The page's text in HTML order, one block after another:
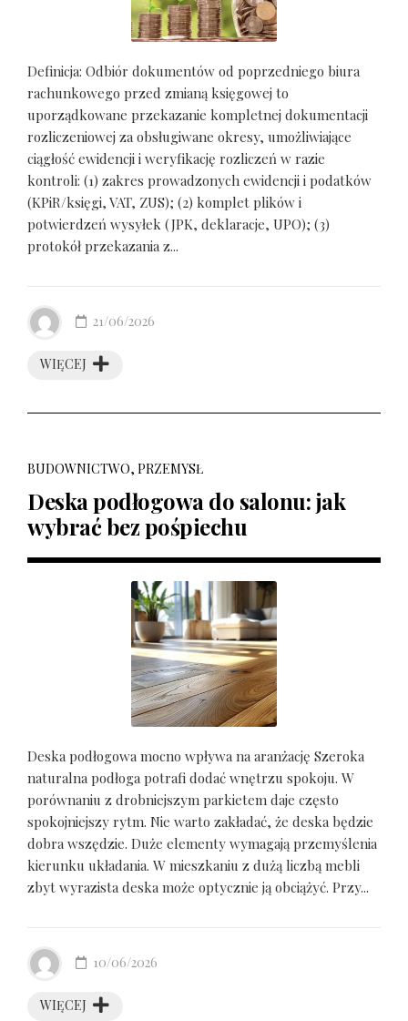
Definicja: Odbiór dokumentów od poprzedniego biura
rachunkowego przed zmianą księgowej to
uporządkowane przekazanie kompletnej dokumentacji
rozliczeniowej za obsługiwane okresy, umożliwiające
ciągłość ewidencji i weryfikację rozliczeń w razie
kontroli: (1) zakres prowadzonych ewidencji i podatków
(KPiR/księgi, VAT, ZUS); (2) komplet plików i
potwierdzeń wysyłek (JPK, deklaracje, UPO); (3)
protokół przekazania z...
WIĘCEJ
21/06/2026
BUDOWNICTWO, PRZEMYSŁ
Deska podłogowa do salonu: jak
wybrać bez pośpiechu
Deska podłogowa mocno wpływa na aranżację Szeroka
naturalna podłoga potrafi dodać wnętrzu spokoju. W
porównaniu z drobniejszym parkietem daje często
spokojniejszy rytm. Nie warto zakładać, że deska będzie
dobra wszędzie. Duże elementy wymagają przemyślenia
kierunku układania. W mieszkaniu z dużą liczbą mebli
zbyt wyrazista deska może optycznie ją obciążyć. Przy...
WIĘCEJ
10/06/2026